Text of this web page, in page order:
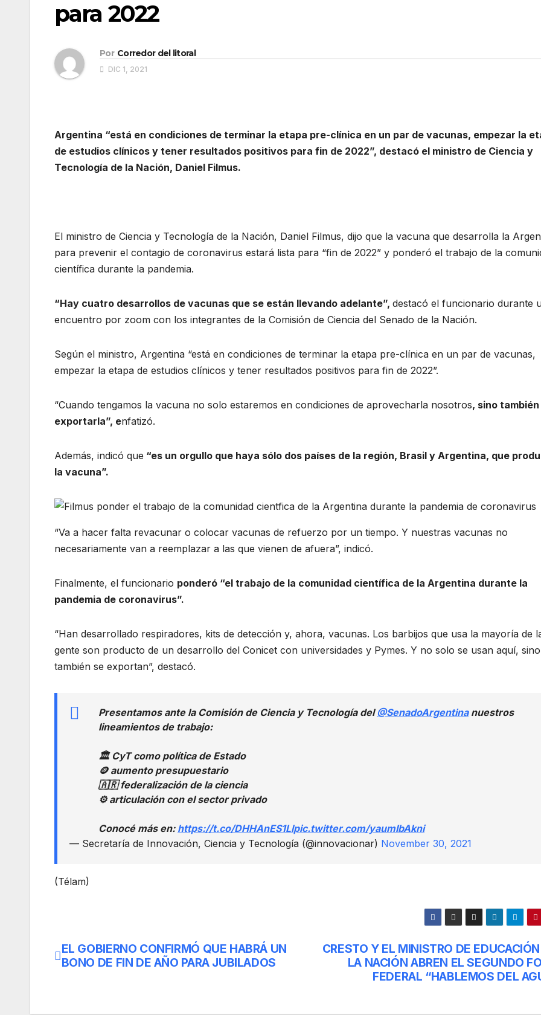
para 2022
Por Corredor del litoral
DIC 1, 2021
Argentina “está en condiciones de terminar la etapa pre-clínica en un par de vacunas, empezar la
de estudios clínicos y tener resultados positivos para fin de 2022”, destacó el ministro de Ciencia y
Tecnología de la Nación, Daniel Filmus.
El ministro de Ciencia y Tecnología de la Nación, Daniel Filmus, dijo que la vacuna que desarrolla la
para prevenir el contagio de coronavirus estará lista para “fin de 2022” y ponderó el trabajo de la
científica durante la pandemia.
“Hay cuatro desarrollos de vacunas que se están llevando adelante”, destacó el funcionario durante
encuentro por zoom con los integrantes de la Comisión de Ciencia del Senado de la Nación.
Según el ministro, Argentina “está en condiciones de terminar la etapa pre-clínica en un par de vacunas,
empezar la etapa de estudios clínicos y tener resultados positivos para fin de 2022”.
“Cuando tengamos la vacuna no solo estaremos en condiciones de aprovecharla nosotros, sino
exportarla”, enfatizó.
Además, indicó que “es un orgullo que haya sólo dos países de la región, Brasil y Argentina, que
la vacuna”.
“Va a hacer falta revacunar o colocar vacunas de refuerzo por un tiempo. Y nuestras vacunas no
necesariamente van a reemplazar a las que vienen de afuera”, indicó.
Finalmente, el funcionario ponderó “el trabajo de la comunidad científica de la Argentina durante la
pandemia de coronavirus”.
“Han desarrollado respiradores, kits de detección y, ahora, vacunas. Los barbijos que usa la mayoría de
gente son producto de un desarrollo del Conicet con universidades y Pymes. Y no solo se usan aquí,
también se exportan”, destacó.
Presentamos ante la Comisión de Ciencia y Tecnología del @SenadoArgentinanuestros
lineamientos de trabajo:
🏛️ CyT como política de Estado
🪙 aumento presupuestario
🇦🇷 federalización de la ciencia
⚙️ articulación con el sector privado
Conocé más en: https://t.co/DHHAnES1Llpic.twitter.com/yaumIbAkni
— Secretaría de Innovación, Ciencia y Tecnología (@innovacionar) November 30, 2021
(Télam)
Navegación
CRESTO Y EL MINISTRO DE
LA NACIÓN ABREN EL SEGUNDO
FEDERAL “HABLEMOS DEL
EL GOBIERNO CONFIRMÓ QUE HABRÁ UN
BONO DE FIN DE AÑO PARA JUBILADOS